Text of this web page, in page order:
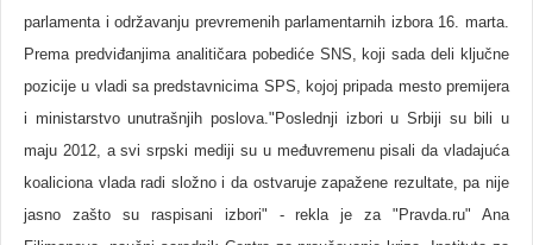
parlamenta i održavanju prevremenih parlamentarnih izbora 16. marta.
Prema predviđanjima analitičara pobediće SNS, koji sada deli ključne
pozicije u vladi sa predstavnicima SPS, kojoj pripada mesto premijera
i ministarstvo unutrašnjih poslova."Poslednji izbori u Srbiji su bili u
maju 2012, a svi srpski mediji su u međuvremenu pisali da vladajuća
koaliciona vlada radi složno i da ostvaruje zapažene rezultate, pa nije
jasno zašto su raspisani izbori" - rekla je za "Pravda.ru" Ana